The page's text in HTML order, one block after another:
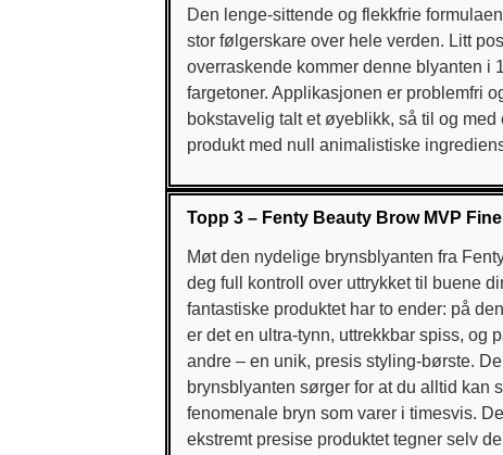
Den lenge-sittende og flekkfrie
stor følgerskare over hele verden. Litt
overraskende kommer denne blyanten i
fargetoner. Applikasjonen er problemfri
bokstavelig talt et øyeblikk, så til og
produkt med null animalistiske
Topp 3 – Fenty Beauty Brow MVP
Møt den nydelige brynsblyanten fra
deg full kontroll over uttrykket til buene
fantastiske produktet har to ender: på
er det en ultra-tynn, uttrekkbar spiss, og
andre – en unik, presis styling-børste.
brynsblyanten sørger for at du alltid kan
fenomenale bryn som varer i timesvis.
ekstremt presise produktet tegner selv